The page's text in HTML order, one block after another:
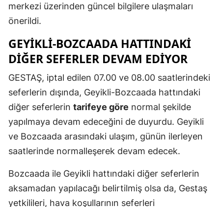
Mersin
İzmir
Kars
Kastamonu
Kayseri
Kırklareli
Kocaeli
Konya
merkezi üzerinden güncel bilgilere ulaşmaları
önerildi.
GEYIKLI-BOZCAADA HATTINDAKI
DIĞER SEFERLER DEVAM EDIYOR
GESTAŞ, iptal edilen 07.00 ve 08.00 saatlerindeki
seferlerin dışında, Geyikli-Bozcaada hattındaki
diğer seferlerin tarifeye göre normal şekilde
yapılmaya devam edeceğini de duyurdu. Geyikli
ve Bozcaada arasındaki ulaşım, günün ilerleyen
saatlerinde normalleşerek devam edecek.
Bozcaada ile Geyikli hattındaki diğer seferlerin
aksamadan yapılacağı belirtilmiş olsa da, Gestaş
yetkilileri, hava koşullarının seferleri